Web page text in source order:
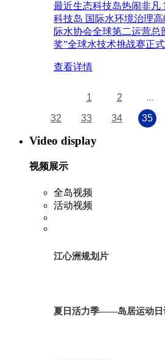
最近生态科技岛热闹非凡
科技岛 国际水环境治理
际水协会全球第二运营总
奖”全球水技术挑战赛正
查看详情
1 2 ...
32
33 34 35
Video display
视频展示
全岛视频
活动视频
江心洲规划片
夏日活力季——岛居运动日